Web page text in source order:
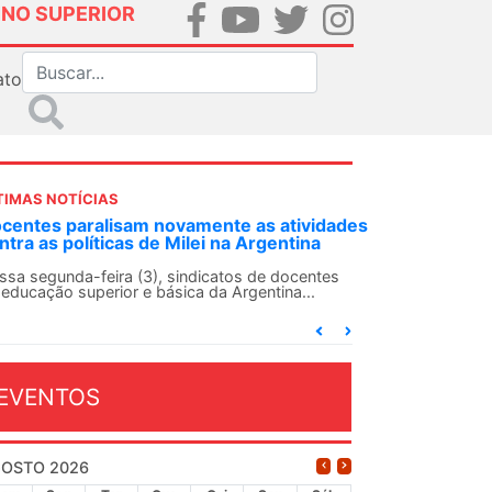
SUPERIOR
NOTÍCIAS
ANDES-SN convoca docentes para Dia de
Solidariedade Internacionalista com Cuba em
13 de agosto
O ANDES-SN conclama suas seções sindicais e o
2026